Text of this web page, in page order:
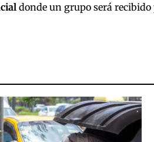
donde un grupo será